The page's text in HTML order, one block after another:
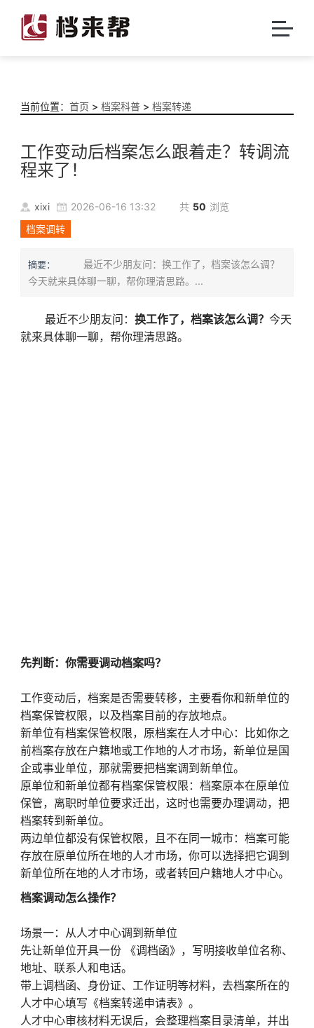
当前位置： 首页 > 档案科普> 档案转递
工作变动后档案怎么跟着走？转调流
程来了！
xixi 2026-06-16 13:32 共 50 浏览
档案调转
摘要：
最近不少朋友问：换工作了，档案该怎么调？
今天就来具体聊一聊，帮你理清思路。...
最近不少朋友问： 换工作了，档案该怎么调？ 今天
就来具体聊一聊，帮你理清思路。
先判断：你需要调动档案吗？
工作变动后，档案是否需要转移，主要看你和新单位的
档案保管权限，以及档案目前的存放地点。
新单位有档案保管权限，原档案在人才中心：比如你之
前档案存放在户籍地或工作地的人才市场，新单位是国
企或事业单位，那就需要把档案调到新单位。
原单位和新单位都有档案保管权限：档案原本在原单位
保管，离职时单位要求迁出，这时也需要办理调动，把
档案转到新单位。
两边单位都没有保管权限，且不在同一城市：档案可能
存放在原单位所在地的人才市场，你可以选择把它调到
新单位所在地的人才市场，或者转回户籍地人才中心。
档案调动怎么操作？
场景一：从人才中心调到新单位
先让新单位开具一份 《调档函》，写明接收单位名称、
地址、联系人和电话。
带上调档函、身份证、工作证明等材料，去档案所在的
人才中心填写《档案转递申请表》。
人才中心审核材料无误后，会整理档案目录清单，并出